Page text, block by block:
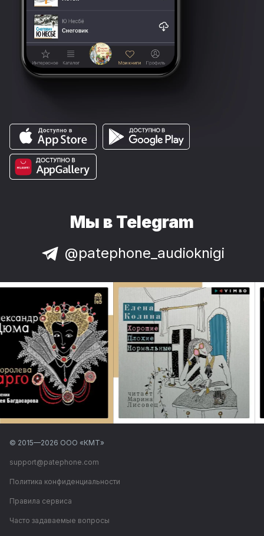
Мы в Telegram
@patephone_audioknigi
© 2015—2026 ООО «КМТ»
support@patephone.com
Политика конфиденциальности
Правила сервиса
Часто задаваемые вопросы